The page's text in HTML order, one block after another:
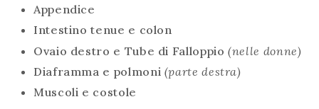
Appendice
Intestino tenue e colon
Ovaio destro e Tube di Falloppio(nelle donne)
Diaframma e polmoni (parte destra)
Muscoli e costole